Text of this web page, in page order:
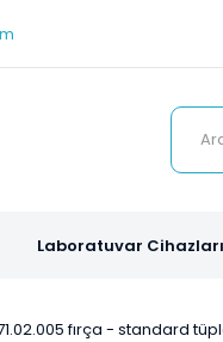
Laboratuvar Cihazları
fırça - standard